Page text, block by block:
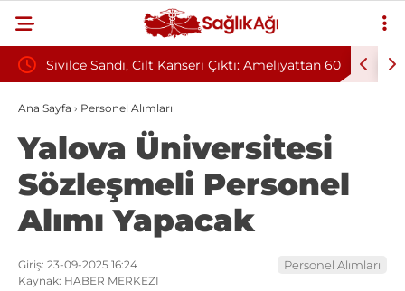
Sivilce Sandı, Cilt Kanseri Çıktı: Ameliyattan 60
Dikişle Uyandı
Baş
Ana Sayfa › Personel Alımları
Yalova Üniversitesi
Sözleşmeli Personel
Alımı Yapacak
Giriş: 23-09-2025 16:24
Kaynak: HABER MERKEZI
Personel Alımları